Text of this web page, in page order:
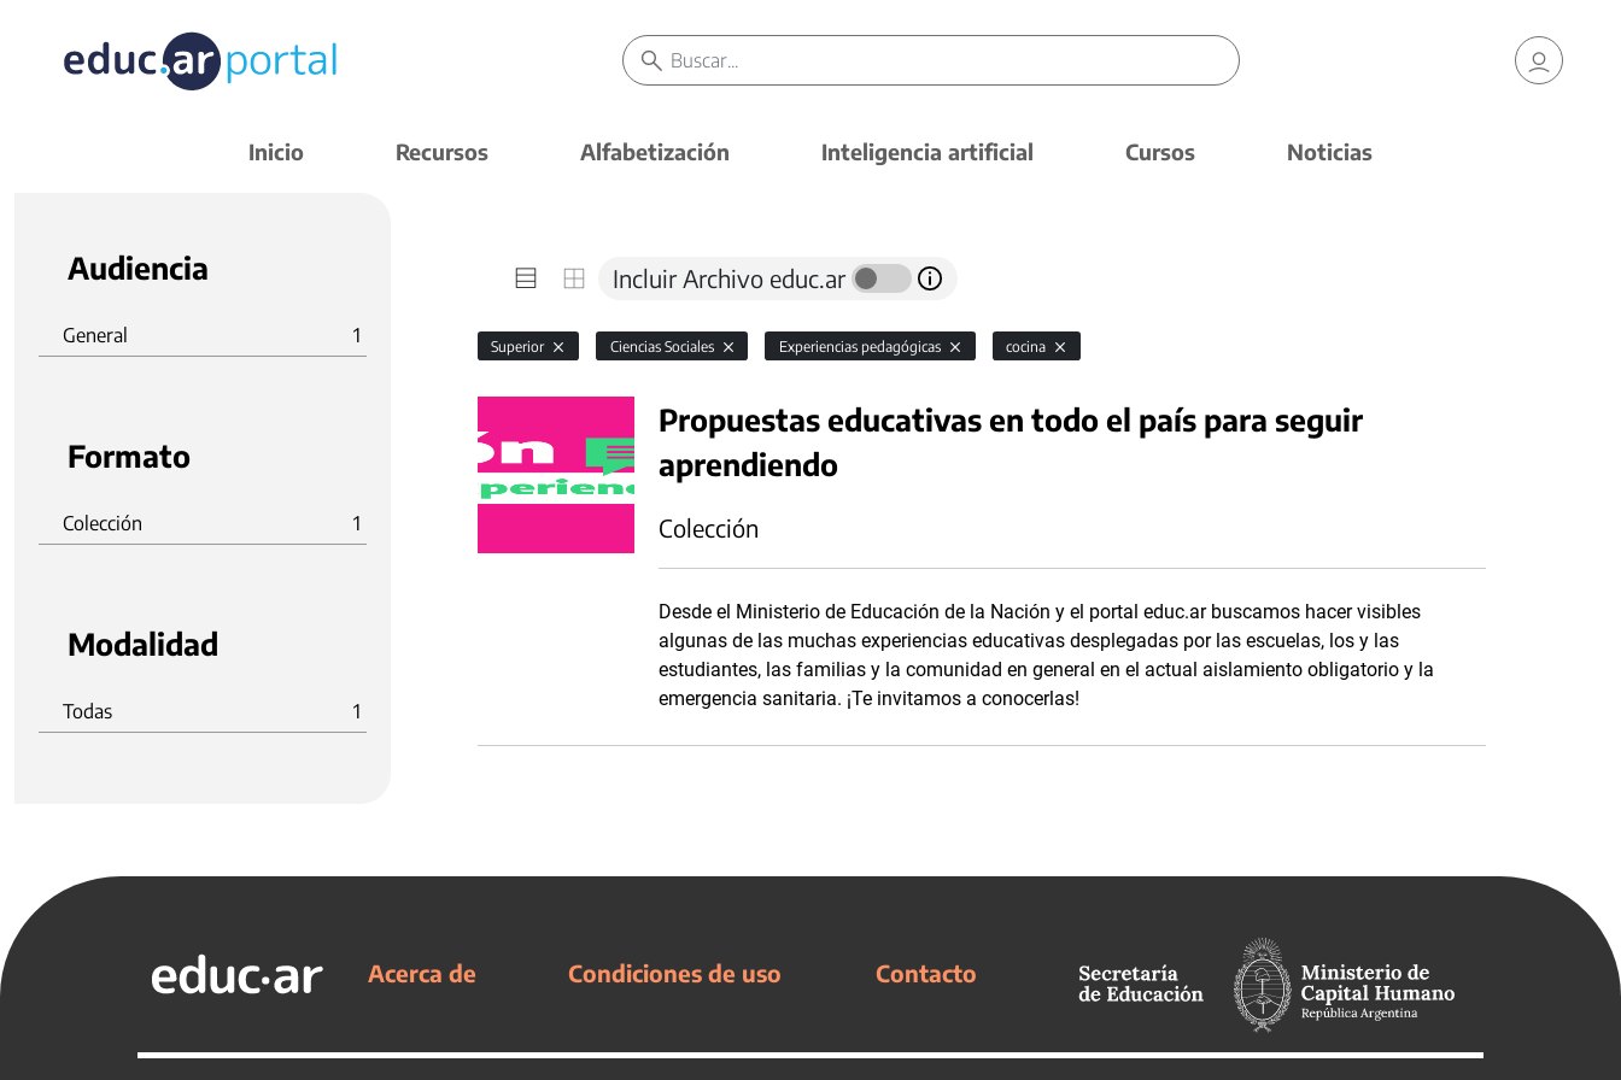
Inicio Recursos Alfabetización Inteligencia artificial Cursos Noticias
Audiencia
General 1
Formato
Colección 1
Modalidad
Todas 1
Incluir Archivo educ.ar
Superior Ciencias Sociales Experiencias pedagógicas cocina
Propuestas educativas en todo el país para seguir
aprendiendo
Colección
Desde el Ministerio de Educación de la Nación y el portal educ.ar buscamos hacer visibles
algunas de las muchas experiencias educativas desplegadas por las escuelas, los y las
estudiantes, las familias y la comunidad en general en el actual aislamiento obligatorio y la
emergencia sanitaria. ¡Te invitamos a conocerlas!
Acerca de Condiciones de uso Contacto